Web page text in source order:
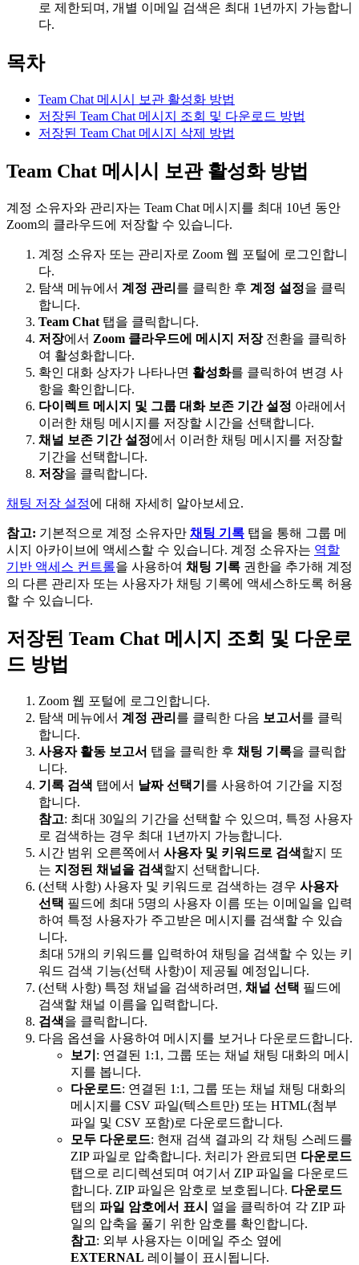
로 제한되며, 개별 이메일 검색은 최대 1년까지 가능합니
다.
목차
Team Chat 메시시 보관 활성화 방법
저장된 Team Chat 메시지 조회 및 다운로드 방법
저장된 Team Chat 메시지 삭제 방법
Team Chat 메시시 보관 활성화 방법
계정 소유자와 관리자는 Team Chat 메시지를 최대 10년 동안
Zoom의 클라우드에 저장할 수 있습니다.
계정 소유자 또는 관리자로 Zoom 웹 포털에 로그인합니
다.
탐색 메뉴에서 계정 관리 를 클릭한 후 계정 설정을 클릭
합니다.
Team Chat 탭을 클릭합니다.
저장에서 Zoom 클라우드에 메시지 저장전환을 클릭하
여 활성화합니다.
확인 대화 상자가 나타나면 활성화를 클릭하여 변경 사
항을 확인합니다.
다이렉트 메시지 및 그룹 대화 보존 기간 설정 아래에서
이러한 채팅 메시지를 저장할 시간을 선택합니다.
채널 보존 기간 설정에서 이러한 채팅 메시지를 저장할
기간을 선택합니다.
저장을 클릭합니다.
채팅 저장 설정에 대해 자세히 알아보세요.
참고: 기본적으로 계정 소유자만 채팅 기록 탭을 통해 그룹 메
시지 아카이브에 액세스할 수 있습니다. 계정 소유자는 역할
기반 액세스 컨트롤을 사용하여 채팅 기록 권한을 추가해 계정
의 다른 관리자 또는 사용자가 채팅 기록에 액세스하도록 허용
할 수 있습니다.
저장된 Team Chat 메시지 조회 및 다운로
드 방법
Zoom 웹 포털에 로그인합니다.
탐색 메뉴에서 계정 관리 를 클릭한 다음 보고서 를 클릭
합니다.
사용자 활동 보고서 탭을 클릭한 후 채팅 기록을 클릭합
니다.
기록 검색 탭에서 날짜 선택기 를 사용하여 기간을 지정
합니다.
참고: 최대 30일의 기간을 선택할 수 있으며, 특정 사용자
로 검색하는 경우 최대 1년까지 가능합니다.
시간 범위 오른쪽에서 사용자 및 키워드로 검색할지 또
는 지정된 채널을 검색할지 선택합니다.
(선택 사항) 사용자 및 키워드로 검색하는 경우 사용자
선택 필드에 최대 5명의 사용자 이름 또는 이메일을 입력
하여 특정 사용자가 주고받은 메시지를 검색할 수 있습
니다.
최대 5개의 키워드를 입력하여 채팅을 검색할 수 있는 키
워드 검색 기능(선택 사항)이 제공될 예정입니다.
(선택 사항) 특정 채널을 검색하려면, 채널 선택 필드에
검색할 채널 이름을 입력합니다.
검색을 클릭합니다.
다음 옵션을 사용하여 메시지를 보거나 다운로드합니다.
보기 : 연결된 1:1, 그룹 또는 채널 채팅 대화의 메시
지를 봅니다.
다운로드: 연결된 1:1, 그룹 또는 채널 채팅 대화의
메시지를 CSV 파일(텍스트만) 또는 HTML(첨부
파일 및 CSV 포함)로 다운로드합니다.
모두 다운로드: 현재 검색 결과의 각 채팅 스레드를
ZIP 파일로 압축합니다. 처리가 완료되면 다운로드
탭으로 리디렉션되며 여기서 ZIP 파일을 다운로드
합니다. ZIP 파일은 암호로 보호됩니다. 다운로드
탭의 파일 암호에서 표시
열을 클릭하여 각 ZIP 파
일의 압축을 풀기 위한 암호를 확인합니다.
참고: 외부 사용자는 이메일 주소 옆에
EXTERNAL 레이블이 표시됩니다.